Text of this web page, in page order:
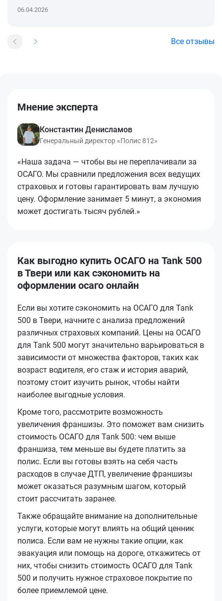
06.04.2026
Все отзывы
Мнение эксперта
Константин Денисламов
Генеральный директор «Полис 812»
«Наша задача — чтобы вы не переплачивали за
ОСАГО. Мы сравнили предложения всех ведущих
страховых и готовы гарантировать вам лучшую
цену. Оформление занимает 5 минут, а экономия
может достигать тысяч рублей.»
Как выгодно купить ОСАГО на Tank 500
в Твери или как сэкономить на
оформлении осаго онлайн
Если вы хотите сэкономить на ОСАГО для Tank
500 в Твери, начните с анализа предложений
различных страховых компаний. Цены на ОСАГО
для Tank 500 могут значительно варьироваться в
зависимости от множества факторов, таких как
возраст водителя, его стаж и история аварий,
поэтому стоит изучить рынок, чтобы найти
наиболее выгодные условия.
Кроме того, рассмотрите возможность
увеличения франшизы. Это поможет вам снизить
стоимость ОСАГО для Tank 500: чем выше
франшиза, тем меньше вы будете платить за
полис. Если вы готовы взять на себя часть
расходов в случае ДТП, увеличение франшизы
может оказаться разумным шагом, который
стоит рассчитать заранее.
Также обращайте внимание на дополнительные
услуги, которые могут влиять на общий ценник
полиса. Если вам не нужны такие опции, как
эвакуация или помощь на дороге, откажитесь от
них, чтобы снизить стоимость ОСАГО для Tank
500 и получить нужное страховое покрытие по
более приемлемой цене.